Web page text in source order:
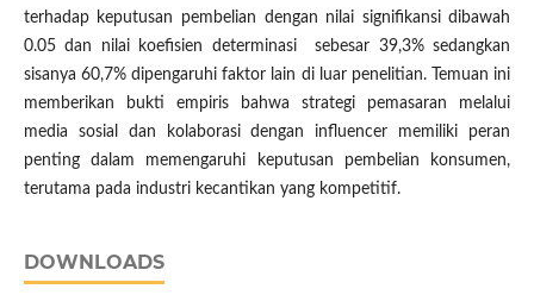
terhadap keputusan pembelian dengan nilai signifikansi dibawah
0.05 dan nilai koefisien determinasi sebesar 39,3% sedangkan
sisanya 60,7% dipengaruhi faktor lain di luar penelitian. Temuan ini
memberikan bukti empiris bahwa strategi pemasaran melalui
media sosial dan kolaborasi dengan influencer memiliki peran
penting dalam memengaruhi keputusan pembelian konsumen,
terutama pada industri kecantikan yang kompetitif.
DOWNLOADS